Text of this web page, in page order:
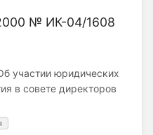
№ ИК-04/1608
участии юридических
в совете директоров